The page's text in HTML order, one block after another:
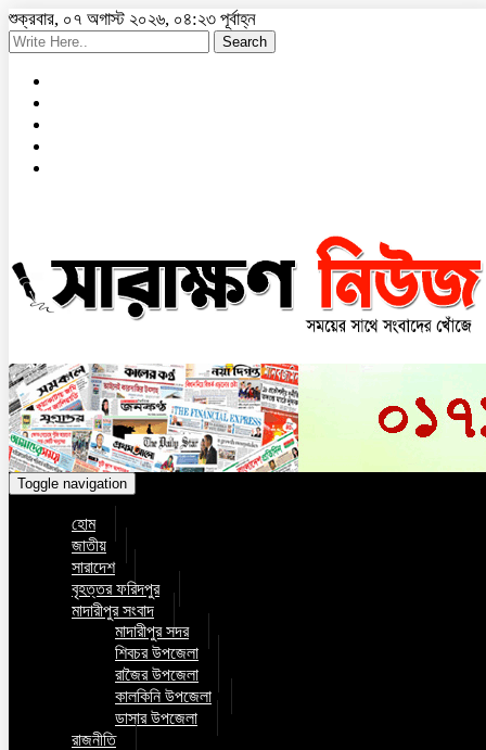
শুক্রবার, ০৭ অগাস্ট ২০২৬, ০৪:২৩ পূর্বাহ্ন
Search
Toggle navigation
হোম
জাতীয়
সারাদেশ
বৃহত্তর ফরিদপুর
মাদারীপুর সংবাদ
মাদারীপুর সদর
শিবচর উপজেলা
রাজৈর উপজেলা
কালকিনি উপজেলা
ডাসার উপজেলা
রাজনীতি